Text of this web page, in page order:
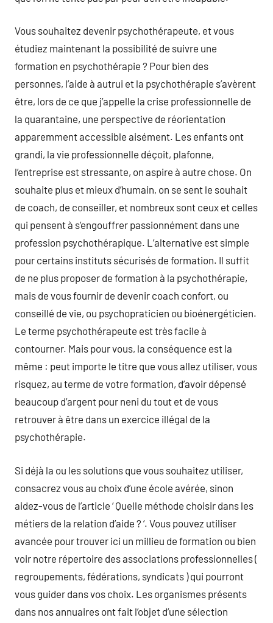
Vous souhaitez devenir psychothérapeute, et vous
étudiez maintenant la possibilité de suivre une
formation en psychothérapie ? Pour bien des
personnes, l’aide à autrui et la psychothérapie s’avèrent
être, lors de ce que j’appelle la crise professionnelle de
la quarantaine, une perspective de réorientation
apparemment accessible aisément. Les enfants ont
grandi, la vie professionnelle déçoit, plafonne,
l’entreprise est stressante, on aspire à autre chose. On
souhaite plus et mieux d’humain, on se sent le souhait
de coach, de conseiller, et nombreux sont ceux et celles
qui pensent à s’engouffrer passionnément dans une
profession psychothérapique. L’alternative est simple
pour certains instituts sécurisés de formation. Il suffit
de ne plus proposer de formation à la psychothérapie,
mais de vous fournir de devenir coach confort, ou
conseillé de vie, ou psychopraticien ou bioénergéticien.
Le terme psychothérapeute est très facile à
contourner. Mais pour vous, la conséquence est la
même : peut importe le titre que vous allez utiliser, vous
risquez, au terme de votre formation, d’avoir dépensé
beaucoup d’argent pour neni du tout et de vous
retrouver à être dans un exercice illégal de la
psychothérapie.
Si déjà la ou les solutions que vous souhaitez utiliser,
consacrez vous au choix d’une école avérée, sinon
aidez-vous de l’article ‘ Quelle méthode choisir dans les
métiers de la relation d’aide ? ‘. Vous pouvez utiliser
avancée pour trouver ici un millieu de formation ou bien
voir notre répertoire des associations professionnelles (
regroupements, fédérations, syndicats ) qui pourront
vous guider dans vos choix. Les organismes présents
dans nos annuaires ont fait l’objet d’une sélection